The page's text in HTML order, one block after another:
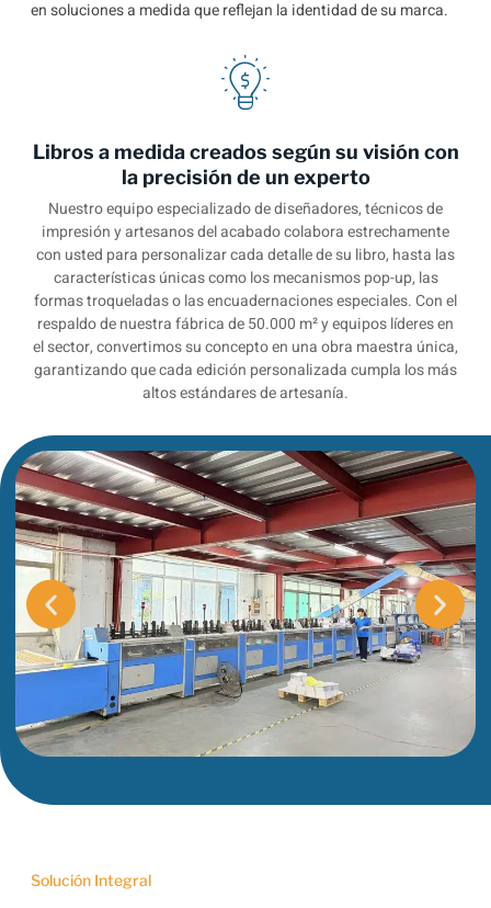
en soluciones a medida que reflejan la identidad de su marca.
Libros a medida creados según su visión con
la precisión de un experto
Nuestro equipo especializado de diseñadores, técnicos de
impresión y artesanos del acabado colabora estrechamente
con usted para personalizar cada detalle de su libro, hasta las
características únicas como los mecanismos pop-up, las
formas troqueladas o las encuadernaciones especiales. Con el
respaldo de nuestra fábrica de 50.000 m² y equipos líderes en
el sector, convertimos su concepto en una obra maestra única,
garantizando que cada edición personalizada cumpla los más
altos estándares de artesanía.
Solución Integral